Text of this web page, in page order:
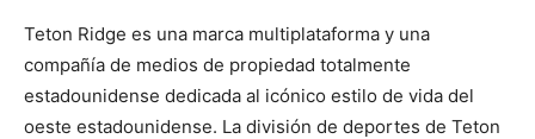
Teton Ridge es una marca multiplataforma y una
compañía de medios de propiedad totalmente
estadounidense dedicada al icónico estilo de vida del
oeste estadounidense. La división de deportes de Teton